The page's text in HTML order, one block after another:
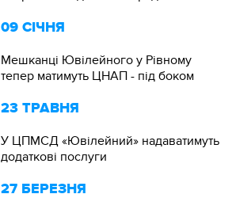
09 СІЧНЯ
Мешканці Ювілейного у Рівному
тепер матимуть ЦНАП - під боком
23 ТРАВНЯ
У ЦПМСД «Ювілейний» надаватимуть
додаткові послуги
27 БЕРЕЗНЯ